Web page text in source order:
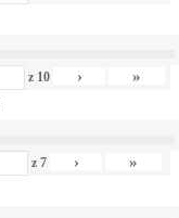
z 10 › »
z7 › »